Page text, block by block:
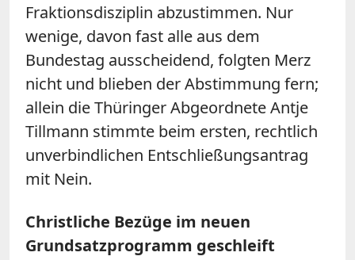
Fraktionsdisziplin abzustimmen. Nur
wenige, davon fast alle aus dem
Bundestag ausscheidend, folgten Merz
nicht und blieben der Abstimmung fern;
allein die Thüringer Abgeordnete Antje
Tillmann stimmte beim ersten, rechtlich
unverbindlichen Entschließungsantrag
mit Nein.
Christliche Bezüge im neuen
Grundsatzprogramm geschleift